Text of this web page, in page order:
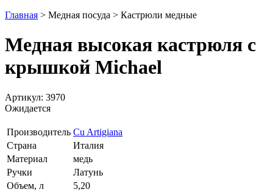
Главная > Медная посуда > Кастрюли медные
Медная высокая кастрюля с
крышкой Michael
Артикул: 3970
Ожидается
Производитель Cu Artigiana
Страна
Италия
Материал
медь
Ручки
Латунь
Объем, л
5,20